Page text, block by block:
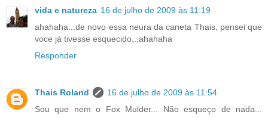
vida e natureza 16 de julho de 2009 às 11:19
ahahaha...de novo essa neura da caneta Thais, pensei que
voce já tivesse esquecido...ahahaha
Responder
Thais Roland
16 de julho de 2009 às 11:54
Sou que nem o Fox Mulder... Não esqueço de nada...